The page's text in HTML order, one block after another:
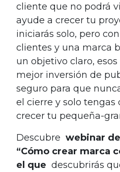
cliente que no podrá
ayude a crecer tu
iniciarás solo, pero
clientes y una marca
un objetivo claro,
mejor inversión de
seguro para que
el cierre y solo
crecer tu pequeña-
Descubre webinar
“Cómo crear marca
el que descubrirás